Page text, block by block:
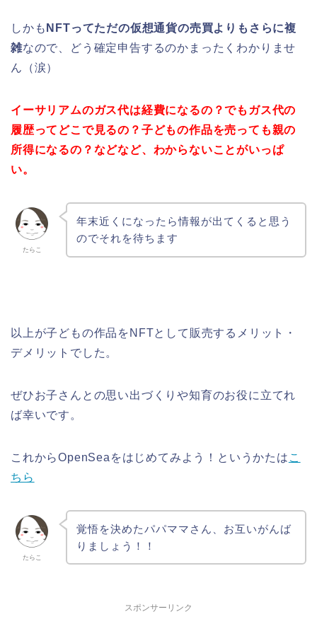
しかも NFTってただの仮想通貨の売買よりもさらに複
雑なので、どう確定申告するのかまったくわかりませ
ん（涙）
イーサリアムのガス代は経費になるの？でもガス代の
履歴ってどこで見るの？子どもの作品を売っても親の
所得になるの？などなど、わからないことがいっぱ
い。
たらこ
年末近くになったら情報が出てくると思う
のでそれを待ちます
以上が子どもの作品をNFTとして販売するメリット・
デメリットでした。
ぜひお子さんとの思い出づくりや知育のお役に立てれ
ば幸いです。
これからOpenSeaをはじめてみよう！というかたは こ
ちら
たらこ
覚悟を決めたパパママさん、お互いがんば
りましょう！！
スポンサーリンク